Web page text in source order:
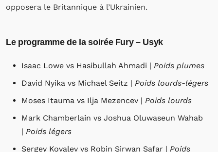
opposera le Britannique à l’Ukrainien.
Le programme de la soirée Fury – Usyk
Isaac Lowe vs Hasibullah Ahmadi | Poids plumes
David Nyika vs Michael Seitz | Poids lourds-légers
Moses Itauma vs Ilja Mezencev | Poids lourds
Mark Chamberlain vs Joshua Oluwaseun Wahab
| Poids légers
Sergey Kovalev vs Robin Sirwan Safar | Poids